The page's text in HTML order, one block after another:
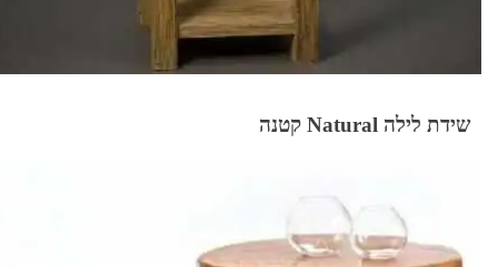
שידת לילה Natural קטנה